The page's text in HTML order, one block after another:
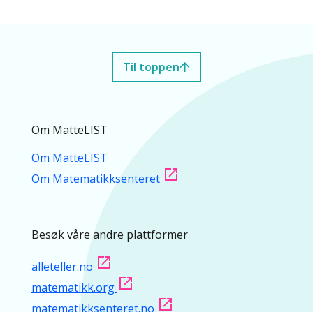
Til toppen
Om MatteLIST
Om MatteLIST
Om Matematikksenteret
Besøk våre andre plattformer
alleteller.no
matematikk.org
matematikksenteret.no